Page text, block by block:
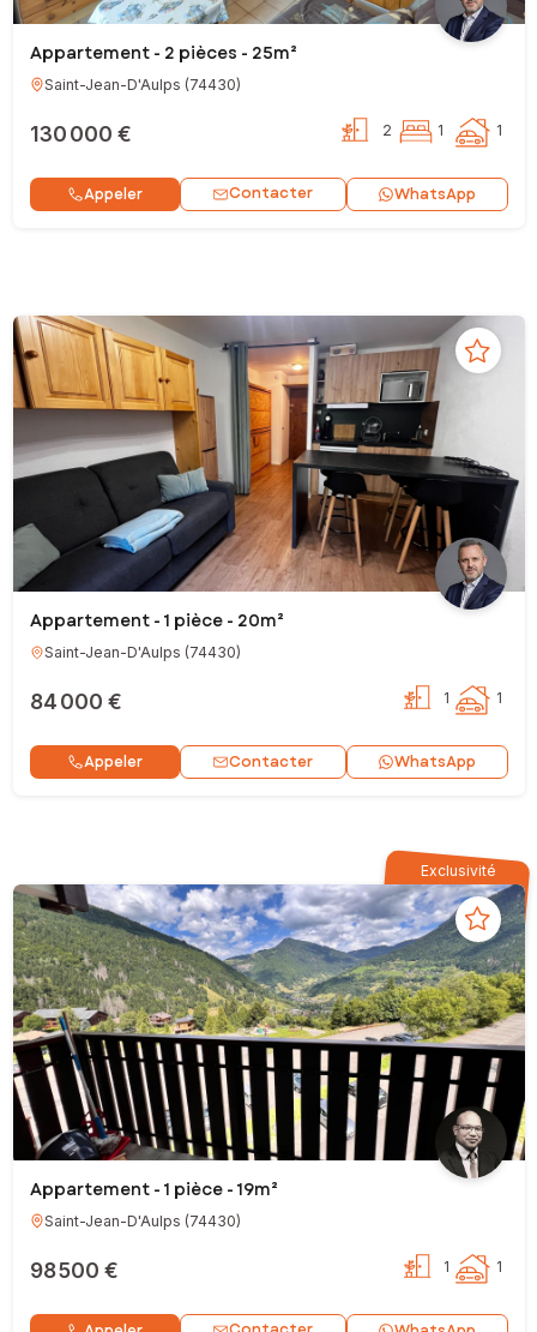
Appartement - 2 pièces - 25m²
Saint-Jean-D'Aulps (74430)
130 000 € 2 1 1
Appeler Contacter WhatsApp
Appartement - 1 pièce - 20m²
Saint-Jean-D'Aulps (74430)
84 000 € 1 1
Appeler Contacter WhatsApp
Exclusivité
Appartement - 1 pièce - 19m²
Saint-Jean-D'Aulps (74430)
98 500 € 1 1